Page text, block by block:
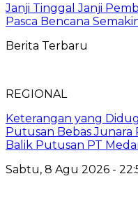
Janji Tinggal Janji
Pasca Bencana
Berita Terbaru
REGIONAL
Keterangan yang
Putusan Bebas Junara
Balik Putusan PT
Sabtu, 8 Agu 2026 -